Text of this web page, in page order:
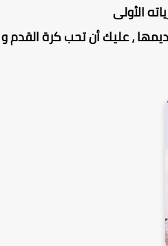
الأولى
، عليك أن تحب كرة القدم و